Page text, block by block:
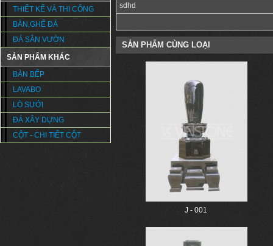
THIẾT KẾ VÀ THI CÔNG
BÀN,GHẾ ĐÁ
ĐÁ SÂN VƯỜN
SẢN PHẨM KHÁC
BÀN BẾP
LAVABO
LÒ SƯỞI
ĐÁ XÂY DỰNG
CỘT - CHI TIẾT CỘT
sdhd
SẢN PHẨM CÙNG LOẠI
J - 001